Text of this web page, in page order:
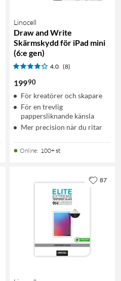
Linocell
Draw and Write
Skärmskydd för iPad mini
(6:e gen)
4.0 (8)
19990
För kreatörer och skapare
För en trevlig
pappersliknande känsla
Mer precision när du ritar
Online: 100+ st
87